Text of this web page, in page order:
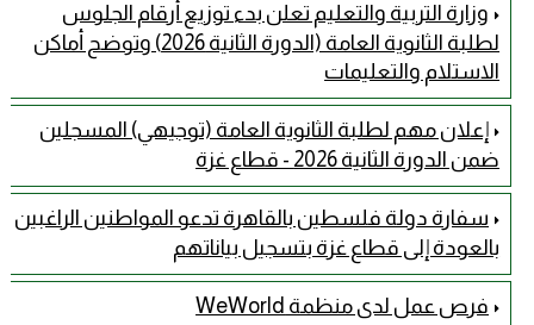
وزارة التربية والتعليم تعلن بدء توزيع أرقام الجلوس
لطلبة الثانوية العامة (الدورة الثانية 2026) وتوضح أماكن
الاستلام والتعليمات
إعلان مهم لطلبة الثانوية العامة (توجيهي) المسجلين
ضمن الدورة الثانية 2026 - قطاع غزة
سفارة دولة فلسطين بالقاهرة تدعو المواطنين الراغبين
بالعودة إلى قطاع غزة بتسجيل بياناتهم
فرص عمل لدى منظمة WeWorld